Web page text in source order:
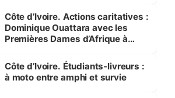
Côte d’Ivoire. Actions caritatives :
Dominique Ouattara avec les
Premières Dames d’Afrique à
Côte d’Ivoire. Étudiants-livreurs :
à moto entre amphi et survie